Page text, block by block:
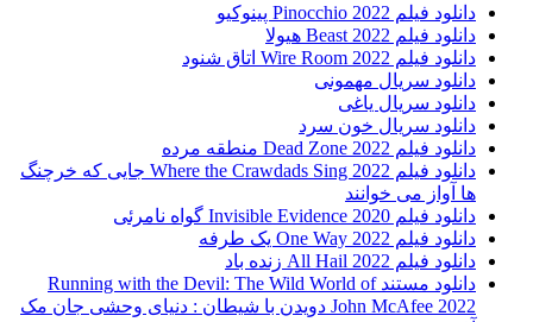
دانلود فیلم Pinocchio 2022 پینوکیو
دانلود فیلم Beast 2022 هیولا
دانلود فیلم Wire Room 2022 اتاق شنود
دانلود سریال مهمونی
دانلود سریال یاغی
دانلود سریال خون سرد
دانلود فیلم 2022 Dead Zone منطقه مرده
دانلود فیلم Where the Crawdads Sing 2022 جایی که خرچنگ
ها آواز می خوانند
دانلود فیلم 2020 Invisible Evidence گواه نامرئی
دانلود فیلم One Way 2022 یک طرفه
دانلود فیلم All Hail 2022 زنده باد
دانلود مستند Running with the Devil: The Wild World of
John McAfee 2022 دویدن با شیطان : دنیای وحشی جان مک